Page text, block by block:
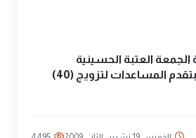
العتبة الحسينية
المقدسة تساهم بتقدم المساعدات لتزويج (40)